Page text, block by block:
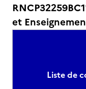
et
Liste de